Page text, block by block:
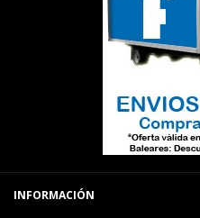
INFORMACIÓN